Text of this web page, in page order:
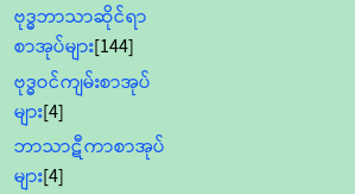
ဗုဒ္ဓဘာသာဆိုင်ရာ
စာအုပ်များ[144]
ဗုဒ္ဓဝင်ကျမ်းစာအုပ်
များ[4]
ဘာသာဋီကာစာအုပ်
များ[4]